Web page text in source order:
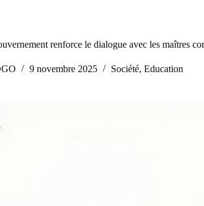
renforce le dialogue avec les maîtres
9 novembre 2025 Société, Education